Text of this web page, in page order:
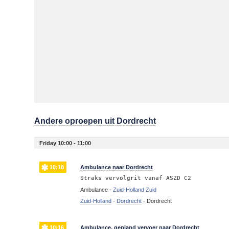
Andere oproepen uit Dordrecht
Friday 10:00 - 11:00
10:18 Ambulance naar Dordrecht
Straks vervolgrit vanaf ASZD C2
Ambulance -Zuid-Holland Zuid
Zuid-Holland - Dordrecht - Dordrecht
10:16 Ambulance, gepland vervoer naar Dordrecht